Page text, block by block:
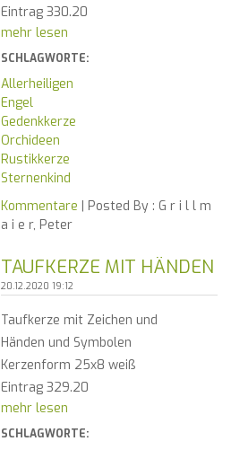
Eintrag 330.20
mehr lesen
SCHLAGWORTE:
Allerheiligen
Engel
Gedenkkerze
Orchideen
Rustikkerze
Sternenkind
Kommentare | Posted By : G r i l l m
a i e r, Peter
TAUFKERZE MIT HÄNDEN
20.12.2020 19:12
Taufkerze mit Zeichen und
Händen und Symbolen
Kerzenform 25x8 weiß
Eintrag 329.20
mehr lesen
SCHLAGWORTE: